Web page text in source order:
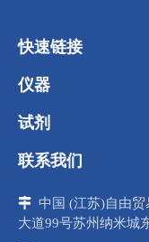
快速链接
仪器
试剂
联系我们
 中国 (江苏)自由
大道99号苏州纳米城